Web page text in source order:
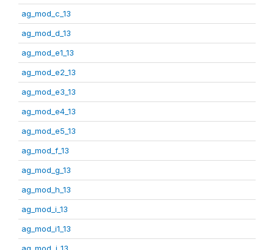
ag_mod_c_13
ag_mod_d_13
ag_mod_e1_13
ag_mod_e2_13
ag_mod_e3_13
ag_mod_e4_13
ag_mod_e5_13
ag_mod_f_13
ag_mod_g_13
ag_mod_h_13
ag_mod_i_13
ag_mod_i1_13